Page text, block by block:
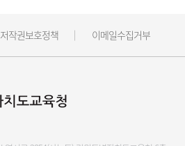
저작권보호정책 이메일수집거부